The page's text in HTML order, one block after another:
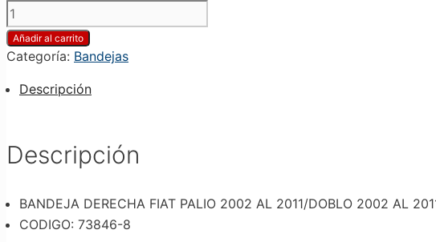
Añadir al carrito
Categoría: Bandejas
Descripción
Descripción
BANDEJA DERECHA FIAT PALIO 2002 AL 2011/DOBLO 2002 AL
CODIGO: 73846-8